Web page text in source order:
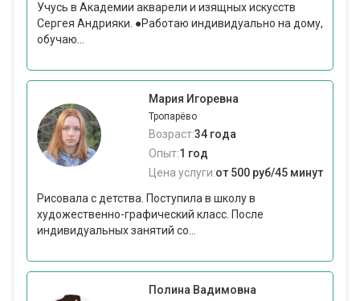
Учусь в Академии акварели и изящных искусств
Сергея Андрияки. ●Работаю индивидуально на дому,
обучаю...
Мария Игоревна
Тропарёво
Возраст:34 года
Опыт:1 год
Цена услуги:от 500 руб/45 минут
Рисовала с детства. Поступила в школу в
художественно-графический класс. После
индивидуальных занятий со...
Полина Вадимовна